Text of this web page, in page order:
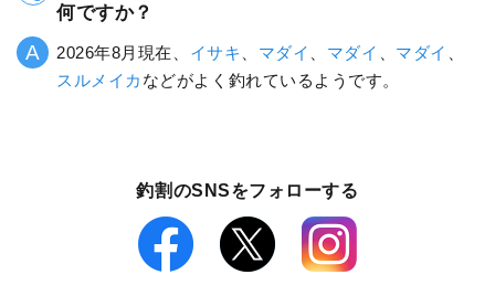
何ですか？
2026年8月現在、 イサキ マダイ マダイ マダイ
スルメイカ などがよく釣れているようです。
釣割のSNSをフォローする